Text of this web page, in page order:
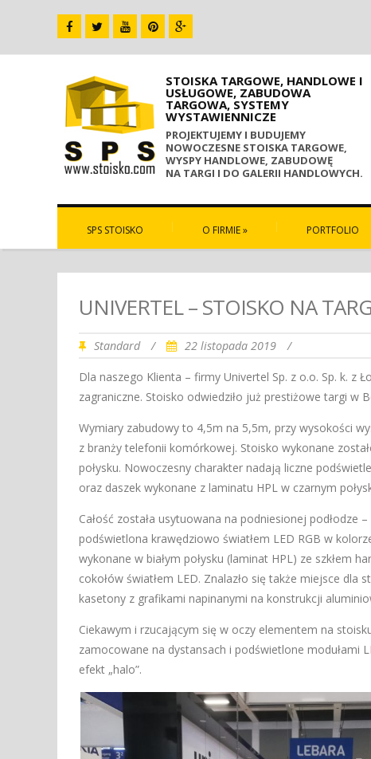
STOISKA TARGOWE, HANDLOWE I
USŁUGOWE, ZABUDOWA
TARGOWA, SYSTEMY
WYSTAWIENNICZE
PROJEKTUJEMY I BUDUJEMY
NOWOCZESNE STOISKA TARGOWE,
WYSPY HANDLOWE, ZABUDOWĘ
NA TARGI I DO GALERII HANDLOWYCH.
SPS STOISKO O FIRMIE» PORTFOLIO
UNIVERTEL – STOISKO NA
Standard / 22 listopada 2019 /
Dla naszego Klienta – firmy Univertel Sp. z o.o. Sp. k. z
zagraniczne. Stoisko odwiedziło już prestiżowe targi w
Wymiary zabudowy to 4,5m na 5,5m, przy wysokości
z branży telefonii komórkowej. Stoisko wykonane
połysku. Nowoczesny charakter nadają liczne
oraz daszek wykonane z laminatu HPL w czarnym
Całość została usytuowana na podniesionej
podświetlona krawędziowo światłem LED RGB w
wykonane w białym połysku (laminat HPL) ze szkłem
cokołów światłem LED. Znalazło się także miejsce dla
kasetony z grafikami napinanymi na konstrukcji
Ciekawym i rzucającym się w oczy elementem na
zamocowane na dystansach i podświetlone modułami
efekt „halo”.